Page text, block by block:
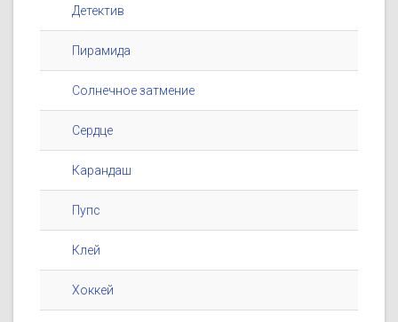
Детектив
Пирамида
Солнечное затмение
Сердце
Карандаш
Пупс
Клей
Хоккей